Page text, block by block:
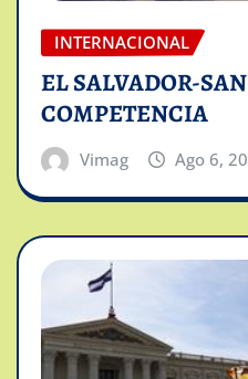
INTERNACIONAL
EL SALVADOR-
COMPETENCIA
Vimag Ago 6,